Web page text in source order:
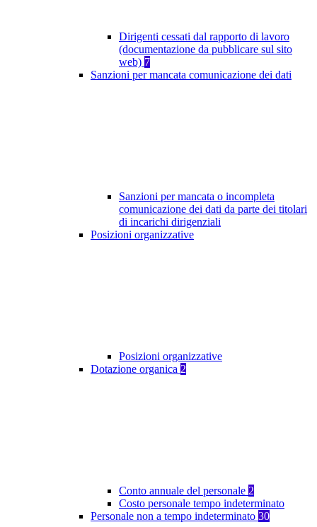
Dirigenti cessati dal rapporto di lavoro
(documentazione da pubblicare sul sito
web) 7
Sanzioni per mancata comunicazione dei dati
Sanzioni per mancata o incompleta
comunicazione dei dati da parte dei titolari
di incarichi dirigenziali
Posizioni organizzative
Posizioni organizzative
Dotazione organica 2
Conto annuale del personale 2
Costo personale tempo indeterminato
Personale non a tempo indeterminato 30